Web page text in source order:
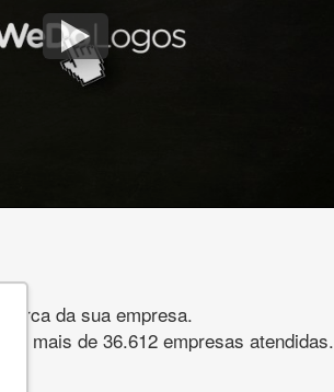
da sua empresa.
mais de 36.612 empresas atendidas.